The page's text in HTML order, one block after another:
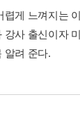
렵게 느껴지는
강사 출신이자
알려 준다.